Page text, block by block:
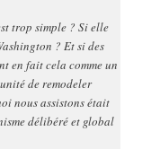
trop simple ? Si elle
? Et si des
en fait cela comme un
de remodeler
nous assistons était
délibéré et global